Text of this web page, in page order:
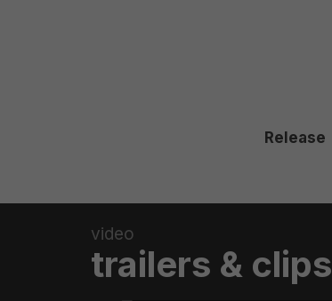
Release
video
trailers & clips